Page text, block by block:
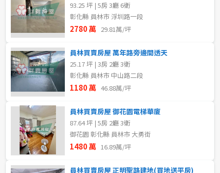
93.25 坪 | 5房 3廳 6衛
彰化縣 員林市 浮圳路一段
2780 萬 29.81萬/坪
員林買賣房屋 萬年路旁邊間透天
25.17 坪 | 3房 2廳 3衛
彰化縣 員林市 中山路二段
1180 萬 46.88萬/坪
員林買賣房屋 御花園電梯華廈
87.64 坪 | 5房 2廳 3衛
御花園 彰化縣 員林市 大勇街
1480 萬 16.89萬/坪
員林買賣房屋 正明聖路建地(買地送平房)